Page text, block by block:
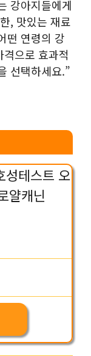
강아지들에게
, 맛있는 재료
떤 연령의 강
으로 효과적
선택하세요.”
성테스트 오
얄캐닌